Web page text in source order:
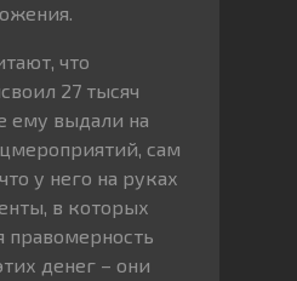
что
27 тысяч
ему выдали на
сам
у него на руках
в которых
правомерность
денег – они